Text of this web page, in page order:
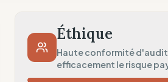
Éthique
Haute conformité
efficacement le risque